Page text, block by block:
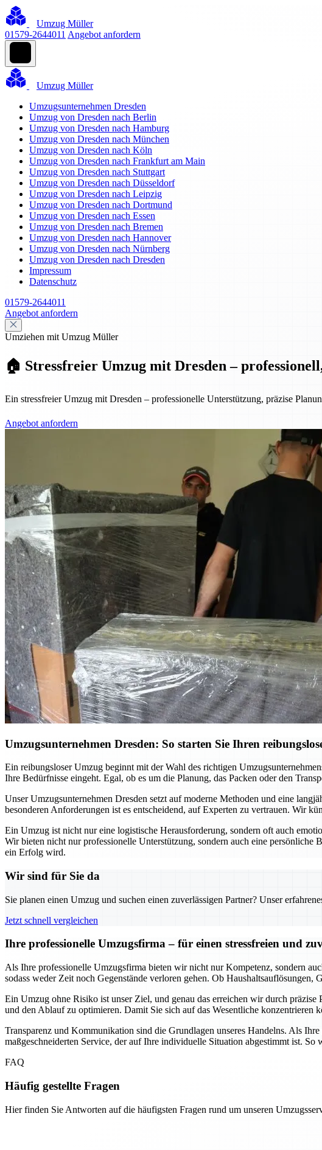
Umzug Müller
01579-2644011 Angebot anfordern
Umzug Müller
Umzugsunternehmen Dresden
Umzug von Dresden nach Berlin
Umzug von Dresden nach Hamburg
Umzug von Dresden nach München
Umzug von Dresden nach Köln
Umzug von Dresden nach Frankfurt am Main
Umzug von Dresden nach Stuttgart
Umzug von Dresden nach Düsseldorf
Umzug von Dresden nach Leipzig
Umzug von Dresden nach Dortmund
Umzug von Dresden nach Essen
Umzug von Dresden nach Bremen
Umzug von Dresden nach Hannover
Umzug von Dresden nach Nürnberg
Umzug von Dresden nach Dresden
Impressum
Datenschutz
01579-2644011
Angebot anfordern
Umziehen mit Umzug Müller
🏠 Stressfreier Umzug mit Dresden –
Ein stressfreier Umzug mit Dresden – professionelle Unterstützung, präzise
Angebot anfordern
Umzugsunternehmen Dresden: So starten Sie Ihren
Ein reibungsloser Umzug beginnt mit der Wahl des richtigen
Ihre Bedürfnisse eingeht. Egal, ob es um die Planung, das Packen oder den
Unser Umzugsunternehmen Dresden setzt auf moderne Methoden und eine
besonderen Anforderungen ist es entscheidend, auf Experten zu vertrauen. Wir
Ein Umzug ist nicht nur eine logistische Herausforderung, sondern oft auch
Wir bieten nicht nur professionelle Unterstützung, sondern auch eine
ein Erfolg wird.
Wir sind für Sie da
Sie planen einen Umzug und suchen einen zuverlässigen Partner? Unser
Jetzt schnell vergleichen
Ihre professionelle Umzugsfirma – für einen stressfreien und
Als Ihre professionelle Umzugsfirma bieten wir nicht nur Kompetenz, sondern
sodass weder Zeit noch Gegenstände verloren gehen. Ob
Ein Umzug ohne Risiko ist unser Ziel, und genau das erreichen wir durch
und den Ablauf zu optimieren. Damit Sie sich auf das Wesentliche konzentrieren
Transparenz und Kommunikation sind die Grundlagen unseres Handelns. Als
maßgeschneiderten Service, der auf Ihre individuelle Situation abgestimmt ist.
FAQ
Häufig gestellte Fragen
Hier finden Sie Antworten auf die häufigsten Fragen rund um unseren